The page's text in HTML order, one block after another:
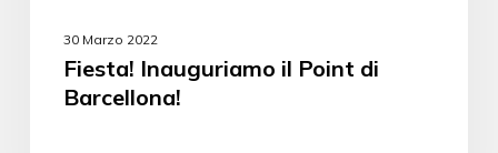
30 Marzo 2022
Fiesta! Inauguriamo il Point di
Barcellona!